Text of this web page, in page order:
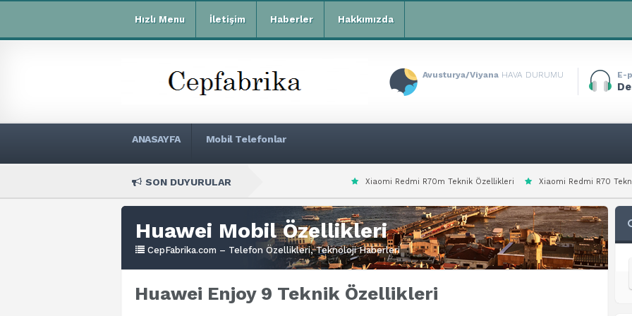
Hızlı Menu İletişim Haberler Hakkımızda
Avusturya/Viyana HAVA DURUMU E-
ANASAYFA Mobil Telefonlar
SON DUYURULAR Xiaomi Redmi R70m Teknik Özellikleri Xiaomi Redmi R70 Teknik Özellikleri
Huawei Mobil Özellikleri
CepFabrika.com – Telefon Özellikleri, Teknoloji Haberleri
Huawei Enjoy 9 Teknik Özellikleri